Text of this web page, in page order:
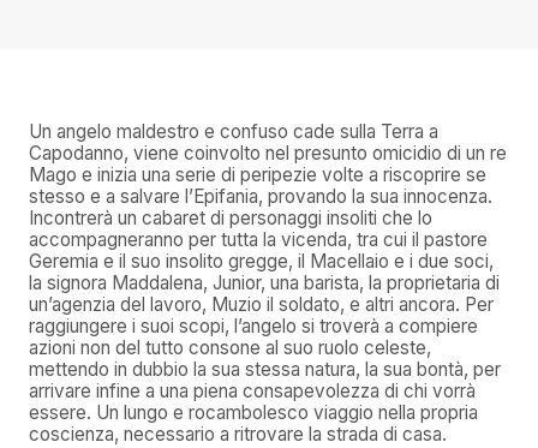
Un angelo maldestro e confuso cade sulla Terra a
Capodanno, viene coinvolto nel presunto omicidio di un re
Mago e inizia una serie di peripezie volte a riscoprire se
stesso e a salvare l’Epifania, provando la sua innocenza.
Incontrerà un cabaret di personaggi insoliti che lo
accompagneranno per tutta la vicenda, tra cui il pastore
Geremia e il suo insolito gregge, il Macellaio e i due soci,
la signora Maddalena, Junior, una barista, la proprietaria di
un’agenzia del lavoro, Muzio il soldato, e altri ancora. Per
raggiungere i suoi scopi, l’angelo si troverà a compiere
azioni non del tutto consone al suo ruolo celeste,
mettendo in dubbio la sua stessa natura, la sua bontà, per
arrivare infine a una piena consapevolezza di chi vorrà
essere. Un lungo e rocambolesco viaggio nella propria
coscienza, necessario a ritrovare la strada di casa.